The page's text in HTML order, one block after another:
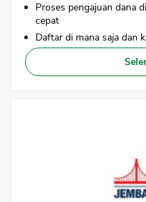
Proses pengajuan dana
cepat
Daftar di mana saja dan